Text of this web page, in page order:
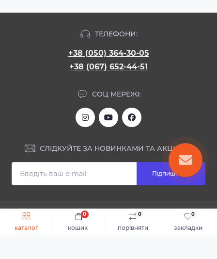
каталог порівняти
0
закладки
0
кошик
0
Швидке замовлення До кошика
ТЕЛЕФОНИ:
+38 (050) 364-30-05
+38 (067) 652-44-51
СОЦ МЕРЕЖІ:
СЛІДКУЙТЕ ЗА НОВИНКАМИ ТА АКЦІЯМИ:
Підпишіться
ІНФОРМАЦІЯ